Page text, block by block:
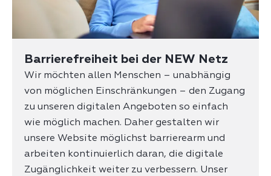
Barrierefreiheit bei der NEW Netz
Wir möchten allen Menschen – unabhängig
von möglichen Einschränkungen – den Zugang
zu unseren digitalen Angeboten so einfach
wie möglich machen. Daher gestalten wir
unsere Website möglichst barrierearm und
arbeiten kontinuierlich daran, die digitale
Zugänglichkeit weiter zu verbessern. Unser